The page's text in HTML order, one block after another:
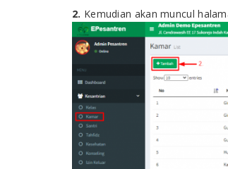
2. Kemudian akan muncul